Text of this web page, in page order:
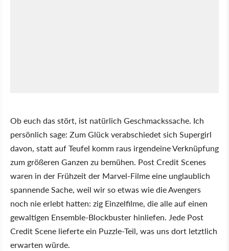
Ob euch das stört, ist natürlich Geschmackssache. Ich
persönlich sage: Zum Glück verabschiedet sich Supergirl
davon, statt auf Teufel komm raus irgendeine Verknüpfung
zum größeren Ganzen zu bemühen. Post Credit Scenes
waren in der Frühzeit der Marvel-Filme eine unglaublich
spannende Sache, weil wir so etwas wie die Avengers
noch nie erlebt hatten: zig Einzelfilme, die alle auf einen
gewaltigen Ensemble-Blockbuster hinliefen. Jede Post
Credit Scene lieferte ein Puzzle-Teil, was uns dort letztlich
erwarten würde.